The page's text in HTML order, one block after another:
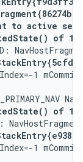
to active set
of 1
1
of 1
1